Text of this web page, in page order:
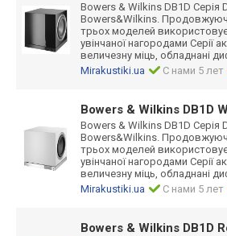
Bowers & Wilkins DB1D Серія
Bowers&Wilkins.
трьох моделей використовує
увінчаної нагородами Серії
величезну міць, обладнані
Mirakustiki.ua
С нами 5 лет
Bowers & Wilkins DB1D
Bowers & Wilkins DB1D Серія
Bowers&Wilkins.
трьох моделей використовує
увінчаної нагородами Серії
величезну міць, обладнані
Mirakustiki.ua
С нами 5 лет
Bowers & Wilkins DB1D